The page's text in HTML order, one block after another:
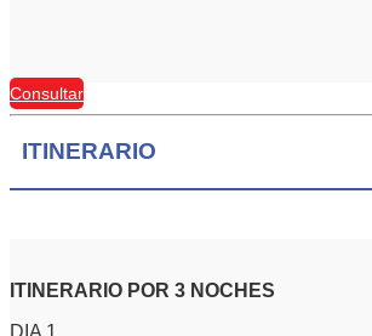
Consultar
ITINERARIO
ITINERARIO POR 3 NOCHES
DIA 1